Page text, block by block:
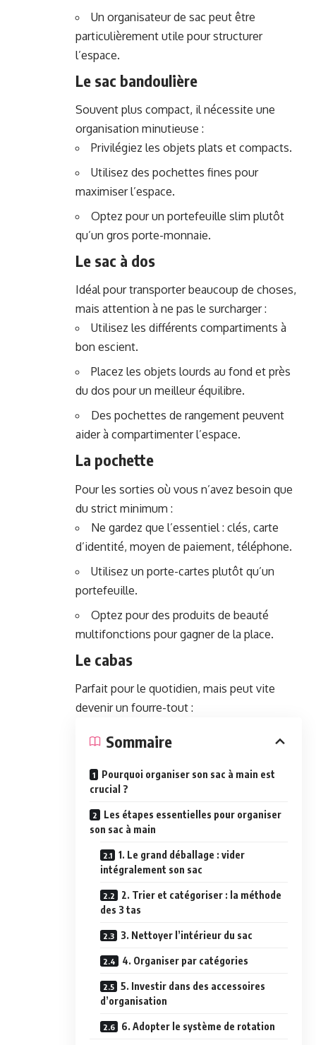
Un organisateur de sac peut être
particulièrement utile pour structurer
l’espace.
Le sac bandoulière
Souvent plus compact, il nécessite une
organisation minutieuse :
Privilégiez les objets plats et compacts.
Utilisez des pochettes fines pour
maximiser l’espace.
Optez pour un portefeuille slim plutôt
qu’un gros porte-monnaie.
Le sac à dos
Idéal pour transporter beaucoup de choses,
mais attention à ne pas le surcharger :
Utilisez les différents compartiments à
bon escient.
Placez les objets lourds au fond et près
du dos pour un meilleur équilibre.
Des pochettes de rangement peuvent
aider à compartimenter l’espace.
La pochette
Pour les sorties où vous n’avez besoin que
du strict minimum :
Ne gardez que l’essentiel : clés, carte
d’identité, moyen de paiement, téléphone.
Utilisez un porte-cartes plutôt qu’un
portefeuille.
Optez pour des produits de beauté
multifonctions pour gagner de la place.
Le cabas
Parfait pour le quotidien, mais peut vite
devenir un fourre-tout :
Sommaire
Pourquoi organiser son sac à main est
crucial ?
Les étapes essentielles pour organiser
son sac à main
1. Le grand déballage : vider
intégralement son sac
2. Trier et catégoriser : la méthode
des 3 tas
3. Nettoyer l’intérieur du sac
4. Organiser par catégories
5. Investir dans des accessoires
d’organisation
6. Adopter le système de rotation